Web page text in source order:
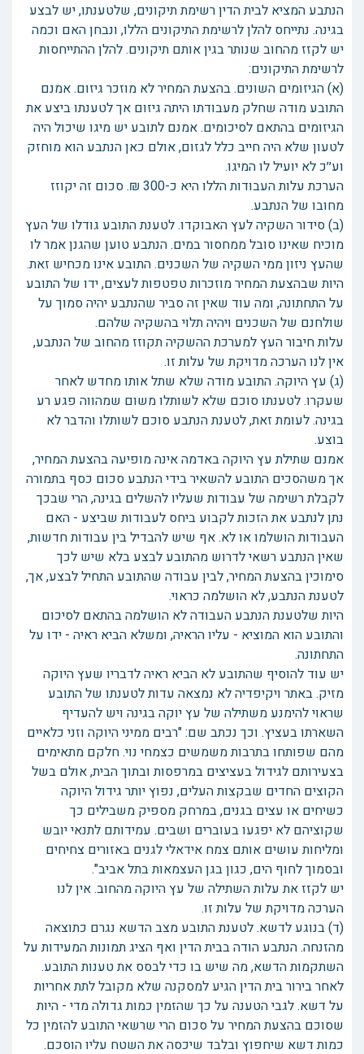
הנתבע המציא לבית הדין רשימת תיקונים, שלטענתו, יש לבצע
בגינה. נתייחס להלן לרשימת התיקונים הללו, ונבחן האם וכמה
יש לקזז מהחוב שנותר בגין אותם תיקונים. להלן ההתייחסות
לרשימת התיקונים:
(א) הגיזומים השונים. בהצעת המחיר לא מוזכר גיזום. אמנם
התובע מודה שחלק מעבודתו היתה גיזום אך לטענתו ביצע את
הגיזומים בהתאם לסיכומים. אמנם לתובע יש מיגו שיכול היה
לטעון שלא היה חייב כלל לגזום, אולם כאן הנתבע הוא מוחזק
וע׳׳כ לא יועיל לו המיגו.
הערכת עלות העבודות הללו היא כ-300 ₪. סכום זה יקוזז
מחובו של הנתבע.
(ב) סידור השקיה לעץ האבוקדו. לטענת התובע גודלו של העץ
מוכיח שאינו סובל ממחסור במים. הנתבע טוען שהגנן אמר לו
שהעץ ניזון ממי השקיה של השכנים. התובע אינו מכחיש זאת.
היות שבהצעת המחיר מוזכרות טפטפות לעצים, ידו של התובע
על התחתונה, ומה עוד שאין זה סביר שהנתבע יהיה סמוך על
שולחנם של השכנים ויהיה תלוי בהשקיה שלהם.
עלות חיבור העץ למערכת ההשקיה תקוזז מהחוב של הנתבע,
אין לנו הערכה מדויקת של עלות זו.
(ג) עץ היוקה. התובע מודה שלא שתל אותו מחדש לאחר
שעקרו. לטענתו סוכם שלא לשותלו משום שמהווה פגע רע
בגינה. לעומת זאת, לטענת הנתבע סוכם לשותלו והדבר לא
בוצע.
אמנם שתילת עץ היוקה באדמה אינה מופיעה בהצעת המחיר,
אך משהסכים התובע להשאיר בידי הנתבע סכום כסף בתמורה
לקבלת רשימה של עבודות שעליו להשלים בגינה, הרי שבכך
נתן לנתבע את הזכות לקבוע ביחס לעבודות שביצע - האם
העבודות הושלמו או לא. אף שיש להבדיל בין עבודות חדשות,
שאין הנתבע רשאי לדרוש מהתובע לבצע בלא שיש לכך
סימוכין בהצעת המחיר, לבין עבודה שהתובע התחיל לבצע, אך,
לטענת הנתבע, לא הושלמה כראוי.
היות שלטענת הנתבע העבודה לא הושלמה בהתאם לסיכום
והתובע הוא המוציא - עליו הראיה, ומשלא הביא ראיה - ידו על
התחתונה.
יש עוד להוסיף שהתובע לא הביא ראיה לדבריו שעץ היוקה
מזיק. באתר ויקיפדיה לא נמצאה עדות לטענתו של התובע
שראוי להימנע משתילה של עץ יוקה בגינה ויש להעדיף
השארתו בעציץ. וכך נכתב שם: "רבים ממיני היוקה וזני כלאיים
מהם שפותחו בתרבות משמשים כצמחי נוי. חלקם מתאימים
בצעירותם לגידול בעציצים במרפסות ובתוך הבית, אולם בשל
הקוצים החדים שבקצות העלים, נפוץ יותר גידול היוקה
כשיחים או עצים בגנים, במרחק מספיק משבילים כך
שקוציהם לא יפגעו בעוברים ושבים. עמידותם לתנאי יובש
ומליחות עושים אותם צמח אידאלי לגנים באזורים צחיחים
ובסמוך לחוף הים, כגון בגן העצמאות בתל אביב".
יש לקזז את עלות השתילה של עץ היוקה מהחוב. אין לנו
הערכה מדויקת של עלות זו.
(ד) בנוגע לדשא. לטענת התובע מצב הדשא נגרם כתוצאה
מהזנחה. הנתבע הודה בבית הדין ואף הציג תמונות המעידות על
השתקמות הדשא, מה שיש בו כדי לבסס את טענות התובע.
לאחר בירור בית הדין הגיע למסקנה שלא מקובל לתת אחריות
על דשא. לגבי הטענה על כך שהזמין כמות גדולה מדי - היות
שסוכם בהצעת המחיר על סכום הרי שרשאי התובע להזמין כל
כמות דשא שיחפוץ ובלבד שיכסה את השטח עליו הוסכם.